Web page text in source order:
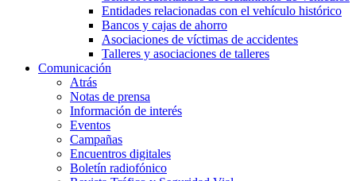
Entidades relacionadas con el vehículo histórico
Bancos y cajas de ahorro
Asociaciones de víctimas de accidentes
Talleres y asociaciones de talleres
Comunicación
Atrás
Notas de prensa
Información de interés
Eventos
Campañas
Encuentros digitales
Boletín radiofónico